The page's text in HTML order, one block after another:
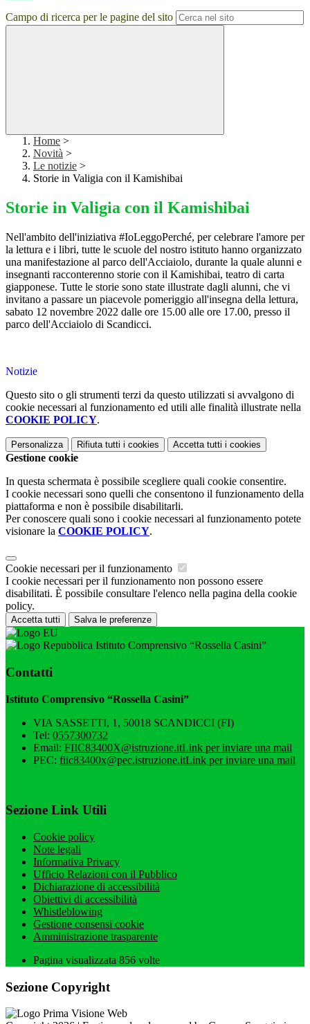
Campo di ricerca per le pagine del sito
Home >
Novità >
Le notizie >
Storie in Valigia con il Kamishibai
Storie in Valigia con il Kamishibai
Nell'ambito dell'iniziativa #IoLeggoPerché, per celebrare l'amore per
la lettura e i libri, tutte le scuole del nostro istituto hanno organizzato
una manifestazione al parco dell'Acciaiolo, durante la quale alunni e
insegnanti racconterenno storie con il Kamishibai, teatro di carta
giapponese. Tutte le storie sono state illustrate dagli alunni, che vi
invitano a passare un piacevole pomeriggio all'insegna della lettura,
sabato 12 novembre 2022 dalle ore 15.00 alle ore 17.00, presso il
parco dell'Acciaiolo di Scandicci.
Notizie
Questo sito o gli strumenti terzi da questo utilizzati si avvalgono di
cookie necessari al funzionamento ed utili alle finalità illustrate nella
COOKIE POLICY.
Personalizza Rifiuta tutti i cookies Accetta tutti i cookies
Gestione cookie
In questa schermata è possibile scegliere quali cookie consentire.
I cookie necessari sono quelli che consentono il funzionamento della
piattaforma e non è possibile disabilitarli.
Per conoscere quali sono i cookie necessari al funzionamento potete
visionare la COOKIE POLICY.
Cookie necessari per il funzionamento
I cookie necessari per il funzionamento non possono essere
disabilitati. È possibile consultare l'elenco nella pagina della cookie
policy.
Accetta tutti Salva le preferenze
Istituto Comprensivo “Rossella Casini”
Contatti
Istituto Comprensivo “Rossella Casini”
VIA SASSETTI, 1, 50018 SCANDICCI (FI)
Tel: 0557300732
Email: FIIC83400X@istruzione.itLink per inviare una mail
PEC: fiic83400x@pec.istruzione.itLink per inviare una mail
Sezione Link Utili
Cookie policy
Note legali
Informativa Privacy
Ufficio Relazioni con il Pubblico
Dichiarazione di accessibilità
Obiettivi di accessibilità
Whistleblowing
Gestione consensi cookie
Amministrazione trasparente
Pagina visualizzata 856 volte
Sezione Copyright